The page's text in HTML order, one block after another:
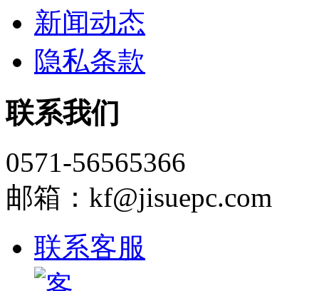
新闻动态
隐私条款
联系我们
0571-56565366
邮箱：kf@jisuepc.com
联系客服